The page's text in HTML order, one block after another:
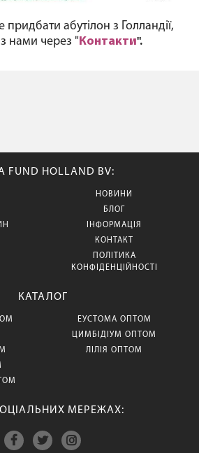
абутілон з Голландії,
з нами через "Контакти".
FUND HOLLAND BV:
НОВИНИ
БЛОГ
ІНФОРМАЦІЯ
КОНТАКТ
ПОЛІТИКА
КОНФІДЕНЦІЙНОСТІ
КАТАЛОГ
ЕУСТОМА ОПТОМ
ЦИМБІДІУМ ОПТОМ
ЛІЛІЯ ОПТОМ
МЕРЕЖАХ: